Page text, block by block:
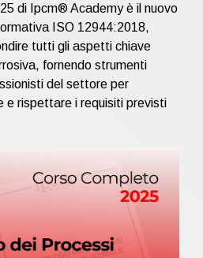
di Ipcm® Academy è il nuovo
ISO 12944:2018,
tutti gli aspetti chiave
fornendo strumenti
del settore per
e rispettare i requisiti previsti